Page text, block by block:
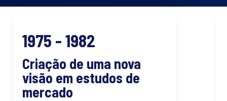
1975 - 1982
Criação de uma nova
visão em estudos de
mercado